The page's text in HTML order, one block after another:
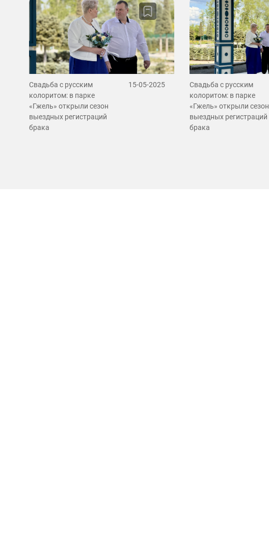
Свадьба с русским
колоритом: в парке
«Гжель» открыли сезон
выездных регистраций
брака
15-05-2025
Свадьба с русским
колоритом: в парке
«Гжель» открыли сезон
выездных регистраций
брака